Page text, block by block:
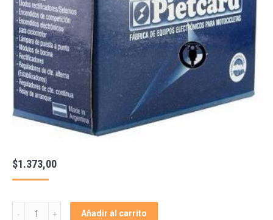
$1.373,00
Regulador
Añadir al carrito